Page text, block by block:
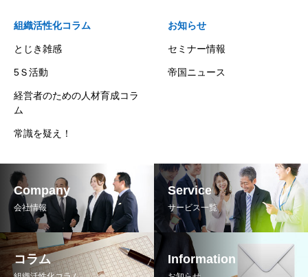
組織活性化コラム
とじき雑感
5Ｓ活動
経営者のための人材育成コラ
ム
常識を疑え！
お知らせ
セミナー情報
帝国ニュース
Company
会社情報
Service
サービス一覧
コラム Information